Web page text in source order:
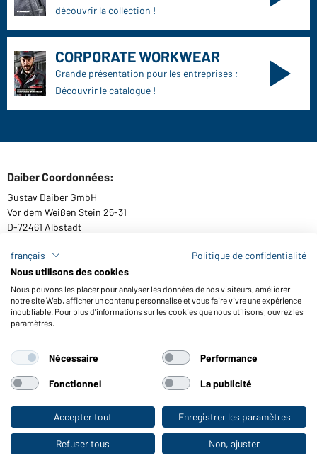
Vers la boutique pour particuliers
découvrir la collection !
CORPORATE WORKWEAR
Grande présentation pour les entreprises :
Découvrir le catalogue !
Daiber Coordonnées:
Gustav Daiber GmbH
Vor dem Weißen Stein 25-31
D-72461 Albstadt
Télécharger ou commander catalogues
Lien aux catalogues
Conditions générales
Mentions légales
Protection des données
Paramètre de cookies
Accessibilité
© 2026 Daiber
français
Politique de confidentialité
Nous utilisons des cookies
Nous pouvons les placer pour analyser les données de nos visiteurs, améliorer
notre site Web, afficher un contenu personnalisé et vous faire vivre une expérience
inoubliable. Pour plus d'informations sur les cookies que nous utilisons, ouvrez les
paramètres.
Nécessaire Performance
Fonctionnel La publicité
Accepter tout Enregistrer les paramètres
Refuser tous Non, ajuster